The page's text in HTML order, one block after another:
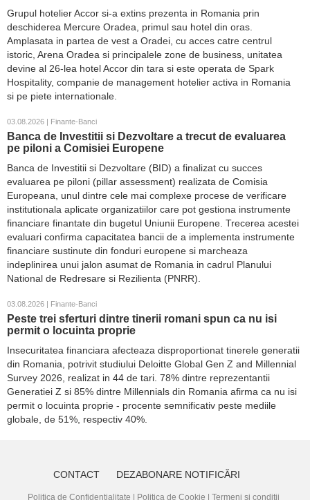
Grupul hotelier Accor si-a extins prezenta in Romania prin
deschiderea Mercure Oradea, primul sau hotel din oras.
Amplasata in partea de vest a Oradei, cu acces catre centrul
istoric, Arena Oradea si principalele zone de business, unitatea
devine al 26-lea hotel Accor din tara si este operata de Spark
Hospitality, companie de management hotelier activa in Romania
si pe piete internationale.
03.08.2026 | Finante-Banci
Banca de Investitii si Dezvoltare a trecut de evaluarea
pe piloni a Comisiei Europene
Banca de Investitii si Dezvoltare (BID) a finalizat cu succes
evaluarea pe piloni (pillar assessment) realizata de Comisia
Europeana, unul dintre cele mai complexe procese de verificare
institutionala aplicate organizatiilor care pot gestiona instrumente
financiare finantate din bugetul Uniunii Europene. Trecerea acestei
evaluari confirma capacitatea bancii de a implementa instrumente
financiare sustinute din fonduri europene si marcheaza
indeplinirea unui jalon asumat de Romania in cadrul Planului
National de Redresare si Rezilienta (PNRR).
03.08.2026 | Finante-Banci
Peste trei sferturi dintre tinerii romani spun ca nu isi
permit o locuinta proprie
Insecuritatea financiara afecteaza disproportionat tinerele generatii
din Romania, potrivit studiului Deloitte Global Gen Z and Millennial
Survey 2026, realizat in 44 de tari. 78% dintre reprezentantii
Generatiei Z si 85% dintre Millennials din Romania afirma ca nu isi
permit o locuinta proprie - procente semnificativ peste mediile
globale, de 51%, respectiv 40%.
CONTACT DEZABONARE NOTIFICĂRI
Politica de Confidențialitate Politica de Cookie Termeni și condiții